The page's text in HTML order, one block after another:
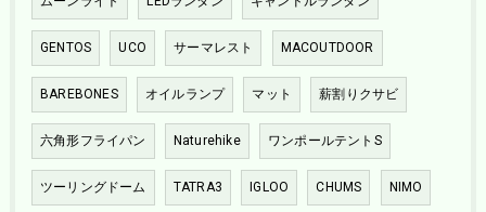
GENTOS UCO サーマレスト MACOUTDOOR
BAREBONES オイルランプ マット 薪割りクサビ
六角形フライパン Naturehike ワンポールテントS
ツーリングドーム TATRA3 IGLOO CHUMS NIMO